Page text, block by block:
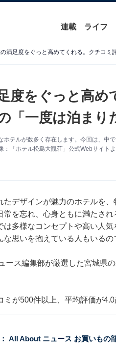
連載 ライフ
度をぐっと高
「一度は泊まり
テルが数多く存在します。今回は、中
「ホテル松島大観荘」公式Webサイトよ
たデザインが魅力のホテルを
常を忘れ、心身ともに満たさ
多様なコンセプトや高い人
思いを抱えている人もいるの
ース編集部が厳選した宮城県
が500件以上、平均評価が
All About ニュース お買いもの